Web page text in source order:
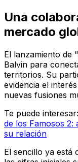
Una
mercado
El lanzamiento de
Balvin para
territorios. Su
evidencia el
nuevas fusiones
Te puede interesar:
de los Famosos 2:
su relación
El sencillo ya está